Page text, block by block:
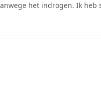
het indrogen. Ik heb